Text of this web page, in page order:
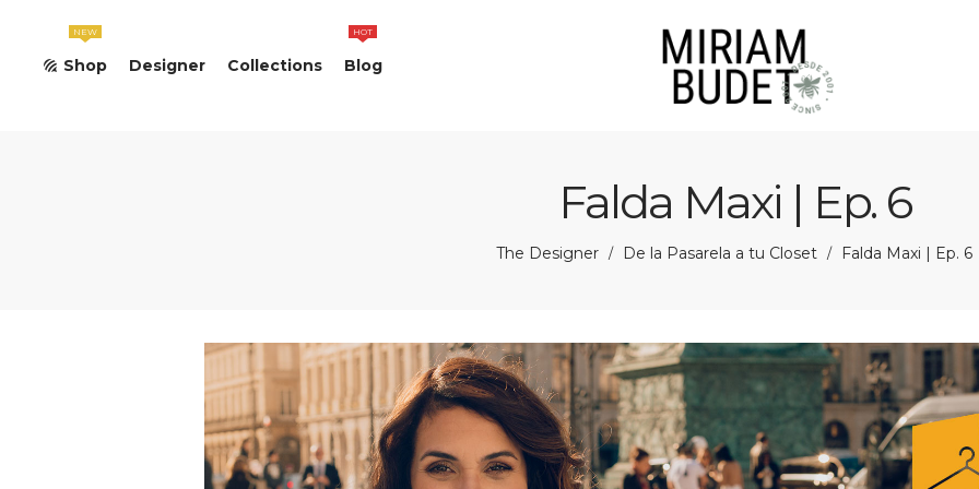
Shop
NEW
Designer Collections Blog
HOT
Falda Maxi | Ep. 6
The Designer / De la Pasarela a tu Closet / Falda Maxi | Ep. 6